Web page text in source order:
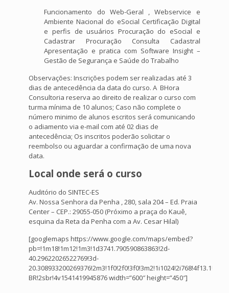
Funcionamento do Web-Geral , Webservice e
Ambiente Nacional do eSocial Certificação Digital
e perfis de usuários Procuração do eSocial e
Cadastrar Procuração Consulta Cadastral
Apresentação e pratica com Software Insight –
Gestão de Segurança e Saúde do Trabalho
Observações: Inscrições podem ser realizadas até 3
dias de antecedência da data do curso. A BHora
Consultoria reserva ao direito de realizar o curso com
turma mínima de 10 alunos; Caso não complete o
número minimo de alunos escritos será comunicando
o adiamento via e-mail com até 02 dias de
antecedência; Os inscritos poderão solicitar o
reembolso ou aguardar a confirmação de uma nova
data.
Local onde será o curso
Auditório do SINTEC-ES
Av. Nossa Senhora da Penha , 280, sala 204 – Ed. Praia
Center – CEP.: 29055-050 (Próximo a praça do Kauê,
esquina da Reta da Penha com a Av. Cesar Hilal)
[googlemaps https://www.google.com/maps/embed?
pb=!1m18!1m12!1m3!1d3741.790590863863!2d-
40.29622026522769!3d-
BR!2sbr!4v1541419945876 width=”600″ height=”450″]